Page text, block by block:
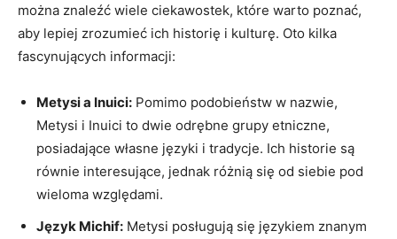
można ⁢znaleźć wiele ciekawostek, które warto poznać,
aby ‍lepiej zrozumieć ich historię i kulturę. Oto kilka
fascynujących informacji:
Metysi a Inuici: Pomimo ⁣podobieństw⁣ w nazwie,
Metysi i Inuici to dwie odrębne grupy ⁤etniczne,
posiadające własne języki i tradycje. Ich‌ historie są
równie interesujące, jednak różnią się od siebie ​pod
wieloma względami.
Język Michif: Metysi ‍posługują się językiem znanym